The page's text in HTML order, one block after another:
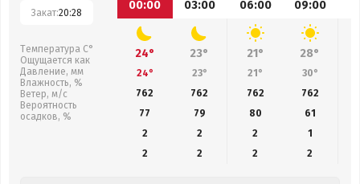
Закат:20:28
Температура С°
Ощущается как
Давление, мм
Влажность, %
Ветер, м/с
Вероятность
осадков, %
00:00
03:00 06:00 09:00
24° 23° 21° 28°
24° 23° 21° 30°
762
762 762 762
77
79 80 61
2
2 2
1
2
2 2 2